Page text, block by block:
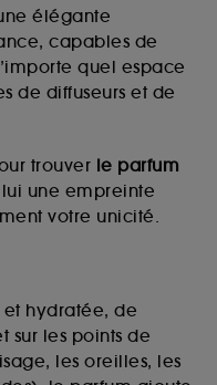
élégante
capables de
quel espace
de diffuseurs et de
trouver le parfum
une empreinte
votre unicité.
hydratée, de
sur les points de
les oreilles, les
y compris sur des
sur la base
de votre
vos interactions.
paiements en ligne :
et les
de cookies
fourniture de
tel que les